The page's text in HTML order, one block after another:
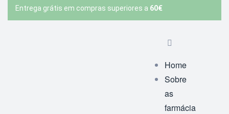
Entrega grátis em compras superiores a 60€
Home
Sobre
as
farmácia